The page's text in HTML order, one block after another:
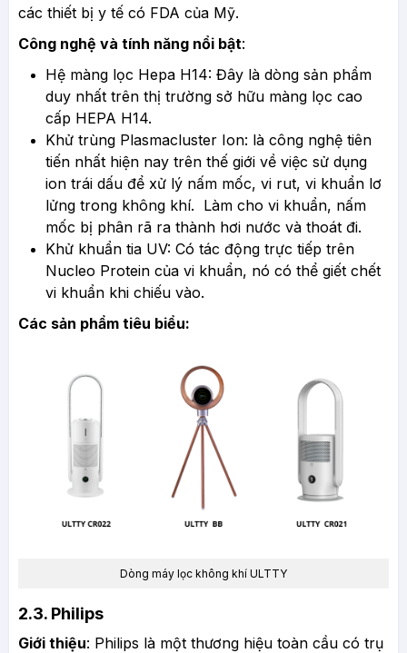
các thiết bị y tế có FDA của Mỹ.
Công nghệ và tính năng nổi bật:
Hệ màng lọc Hepa H14: Đây là dòng sản phẩm
duy nhất trên thị trường sở hữu màng lọc cao
cấp HEPA H14.
Khử trùng Plasmacluster Ion: là công nghệ tiên
tiến nhất hiện nay trên thế giới về việc sử dụng
ion trái dấu để xử lý nấm mốc, vi rut, vi khuẩn lơ
lửng trong không khí. Làm cho vi khuẩn, nấm
mốc bị phân rã ra thành hơi nước và thoát đi.
Khử khuẩn tia UV: Có tác động trực tiếp trên
Nucleo Protein của vi khuẩn, nó có thể giết chết
vi khuẩn khi chiếu vào.
Các sản phẩm tiêu biểu:
Dòng máy lọc không khí ULTTY
2.3. Philips
Giới thiệu: Philips là một thương hiệu toàn cầu có trụ